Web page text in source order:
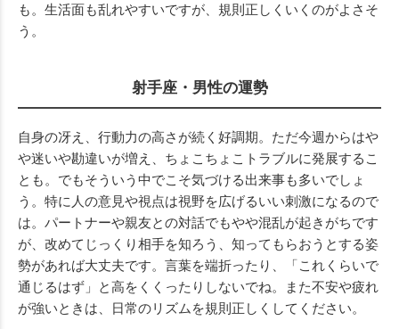
も。生活面も乱れやすいですが、規則正しくいくのがよさそ
う。
射手座・男性の運勢
自身の冴え、行動力の高さが続く好調期。ただ今週からはや
や迷いや勘違いが増え、ちょこちょこトラブルに発展するこ
とも。でもそういう中でこそ気づける出来事も多いでしょ
う。特に人の意見や視点は視野を広げるいい刺激になるので
は。パートナーや親友との対話でもやや混乱が起きがちです
が、改めてじっくり相手を知ろう、知ってもらおうとする姿
勢があれば大丈夫です。言葉を端折ったり、「これくらいで
通じるはず」と高をくくったりしないでね。また不安や疲れ
が強いときは、日常のリズムを規則正しくしてください。